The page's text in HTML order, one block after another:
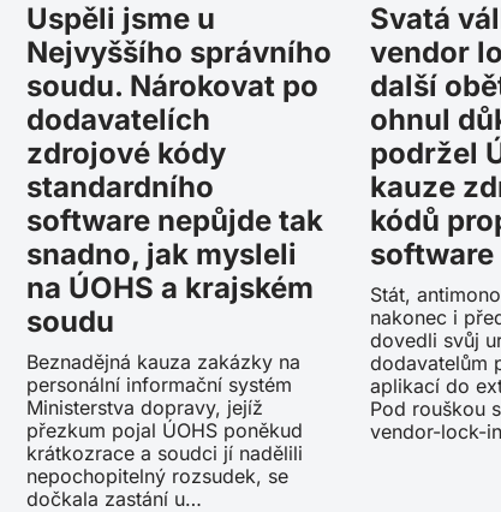
Uspěli jsme u
Nejvyššího správního
soudu. Nárokovat po
dodavatelích
zdrojové kódy
standardního
software nepůjde tak
snadno, jak mysleli
na ÚOHS a krajském
soudu
Beznadějná kauza zakázky na
personální informační systém
Ministerstva dopravy, jejíž
přezkum pojal ÚOHS poněkud
krátkozrace a soudci jí nadělili
nepochopitelný rozsudek, se
dočkala zastání u…
Svatá
vendor
další
ohnul
podržel
kauze
kódů
software
Stát,
nakonec i
dovedli svůj
dodavatelům
aplikací do
Pod rouškou
vendor-lock-